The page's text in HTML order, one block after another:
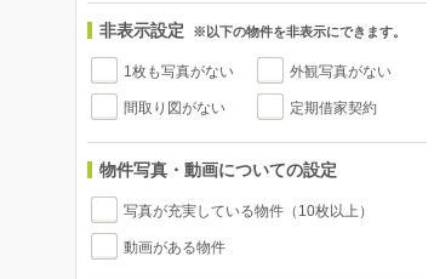
非表示設定 ※以下の物件を非表示にできます。
1枚も写真がない 外観写真がない
間取り図がない 定期借家契約
物件写真・動画についての設定
写真が充実している物件（10枚以上）
動画がある物件